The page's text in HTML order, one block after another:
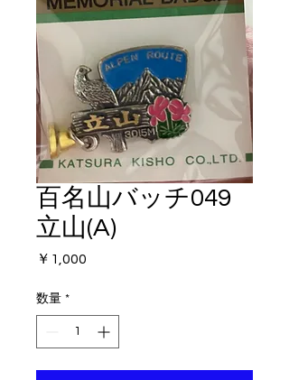
百名山バッチ049
立山(A)
￥1,000
数量 *